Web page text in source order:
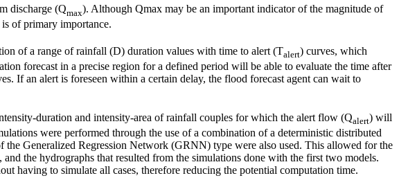
discharge (Qmax). Although Qmax may be an important indicator of the magnitude of
is of primary importance.
of a range of rainfall (D) duration values with time to alert (Talert) curves, which
forecast in a precise region for a defined period will be able to evaluate the time after
If an alert is foreseen within a certain delay, the flood forecast agent can wait to
duration and intensity-area of rainfall couples for which the alert flow (Qalert) will
were performed through the use of a combination of a deterministic distributed
Generalized Regression Network (GRNN) type were also used. This allowed for the
the hydrographs that resulted from the simulations done with the first two models.
having to simulate all cases, therefore reducing the potential computation time.